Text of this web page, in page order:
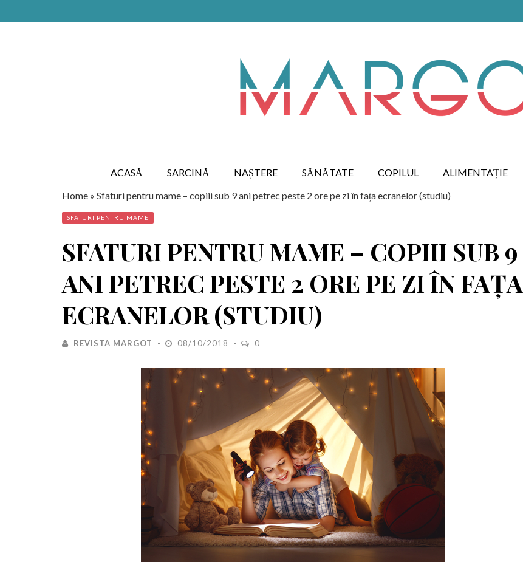
ACASĂ SARCINĂ NAȘTERE SĂNĂTATE COPILUL ALIMENTAȚIE
Home » Sfaturi pentru mame – copiii sub 9 ani petrec peste 2 ore pe zi în fața ecranelor (studiu)
SFATURI PENTRU MAME
SFATURI PENTRU MAME – COPIII SUB 9
ANI PETREC PESTE 2 ORE PE ZI ÎN FAȚA
ECRANELOR (STUDIU)
REVISTA MARGOT 08/10/2018 0